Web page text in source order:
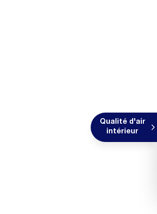
Qualité d'air
intérieur